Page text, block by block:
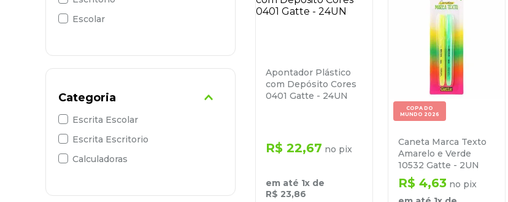
Escolar
Categoria
Escrita Escolar
Escrita Escritorio
Calculadoras
Apontador Plástico
com Depósito Cores
0401 Gatte - 24UN
R$ 22,67 no pix
em até 1x de
R$ 23,86
COPA DO
MUNDO 2026
Caneta Marca Texto
Amarelo e Verde
10532 Gatte - 2UN
R$ 4,63 no pix
marca texto